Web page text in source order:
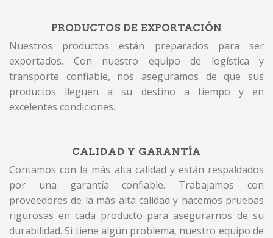
PRODUCTOS DE EXPORTACIÓN
Nuestros productos están preparados para ser
exportados. Con nuestro equipo de logística y
transporte confiable, nos aseguramos de que sus
productos lleguen a su destino a tiempo y en
excelentes condiciones.
CALIDAD Y GARANTÍA
Contamos con la más alta calidad y están respaldados
por una garantía confiable. Trabajamos con
proveedores de la más alta calidad y hacemos pruebas
rigurosas en cada producto para asegurarnos de su
durabilidad. Si tiene algún problema, nuestro equipo de